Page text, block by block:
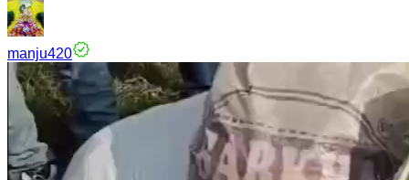
manju420